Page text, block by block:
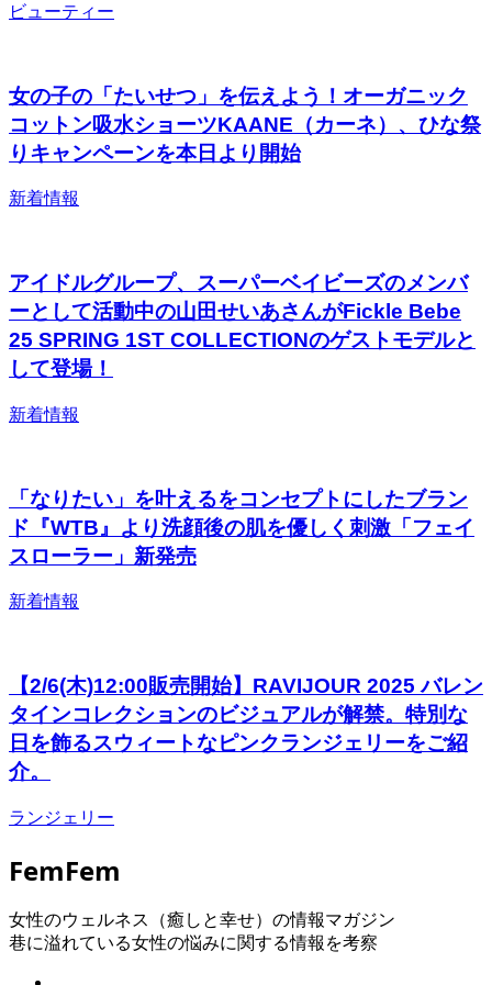
ビューティー
女の子の「たいせつ」を伝えよう！オーガニック
コットン吸水ショーツKAANE（カーネ）、ひな祭
りキャンペーンを本日より開始
新着情報
アイドルグループ、スーパーベイビーズのメンバ
ーとして活動中の山田せいあさんがFickle Bebe
25 SPRING 1ST COLLECTIONのゲストモデルと
して登場！
新着情報
「なりたい」を叶えるをコンセプトにしたブラン
ド『WTB』より洗顔後の肌を優しく刺激「フェイ
スローラー」新発売
新着情報
【2/6(木)12:00販売開始】RAVIJOUR 2025 バレン
タインコレクションのビジュアルが解禁。特別な
⽇を飾るスウィートなピンクランジェリーをご紹
介。
ランジェリー
FemFem
女性のウェルネス（癒しと幸せ）の情報マガジン
巷に溢れている女性の悩みに関する情報を考察